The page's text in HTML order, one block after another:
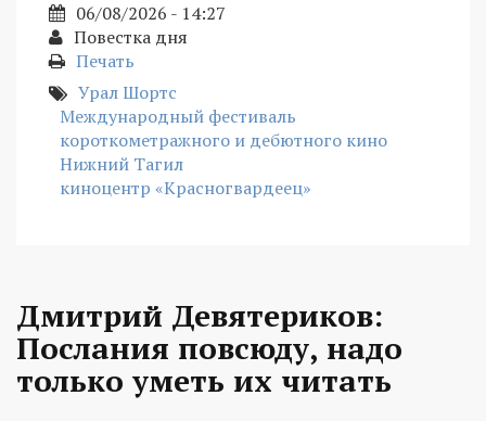
06/08/2026 - 14:27
Повестка дня
Печать
Урал Шортс
Международный фестиваль
короткометражного и дебютного кино
Нижний Тагил
киноцентр «Красногвардеец»
Дмитрий Девятериков:
Послания повсюду, надо
только уметь их читать